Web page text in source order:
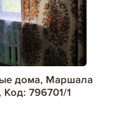
дома, Маршала
796701/1